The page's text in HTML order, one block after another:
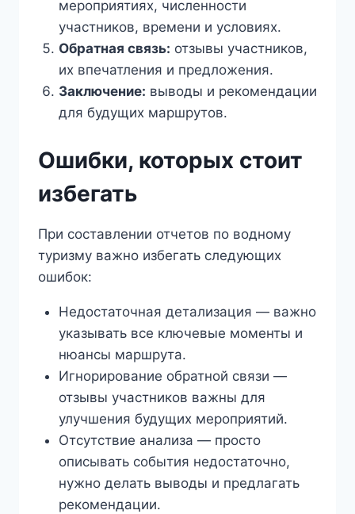
мероприятиях, численности
участников, времени и условиях.
Обратная связь: отзывы участников,
их впечатления и предложения.
Заключение: выводы и рекомендации
для будущих маршрутов.
Ошибки, которых стоит
избегать
При составлении отчетов по водному
туризму важно избегать следующих
ошибок:
Недостаточная детализация — важно
указывать все ключевые моменты и
нюансы маршрута.
Игнорирование обратной связи —
отзывы участников важны для
улучшения будущих мероприятий.
Отсутствие анализа — просто
описывать события недостаточно,
нужно делать выводы и предлагать
рекомендации.